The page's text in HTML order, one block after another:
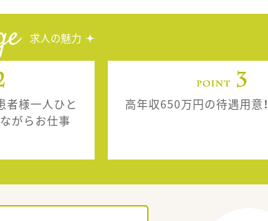
求人の魅力
者様一人ひと
がらお仕事
高年収650万円の待遇用意！